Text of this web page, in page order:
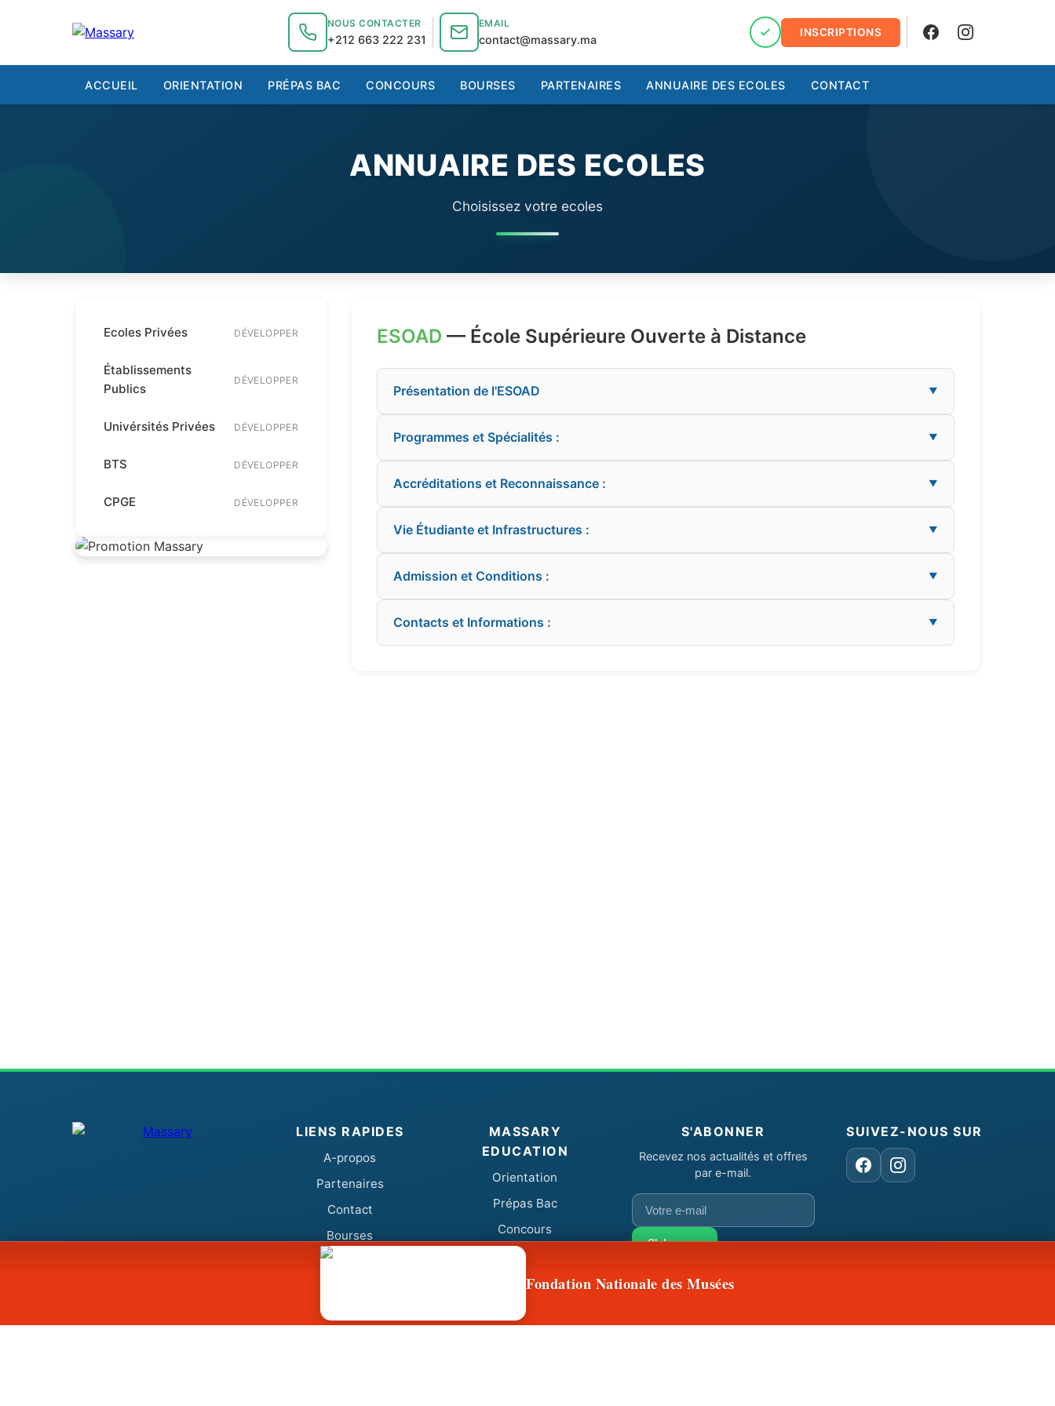
NOUS CONTACTER
+212 663 222 231
EMAIL
contact@massary.ma
INSCRIPTIONS
FacebookInstagram
ACCUEIL ORIENTATION PRÉPAS BAC CONCOURS BOURSES PARTENAIRES ANNUAIRE DES ECOLES CONTACT
ANNUAIRE DES ECOLES
Choisissez votre ecoles
Ecoles Privées DÉVELOPPER
Établissements
Publics
DÉVELOPPER
Univérsités Privées DÉVELOPPER
BTS DÉVELOPPER
CPGE DÉVELOPPER
ESOAD — École Supérieure Ouverte à Distance
Présentation de l'ESOAD ▼
Programmes et Spécialités : ▼
Accréditations et Reconnaissance : ▼
Vie Étudiante et Infrastructures : ▼
Admission et Conditions : ▼
Contacts et Informations : ▼
LIENS RAPIDES
A-propos
Partenaires
Contact
Bourses
MASSARY
EDUCATION
Orientation
Prépas Bac
Concours
S'ABONNER
Recevez nos actualités et offres
par e-mail.
Votre
e-
mailS'abonner
SUIVEZ-NOUS SUR
FacebookInstagram
Fondation Nationale des Musées